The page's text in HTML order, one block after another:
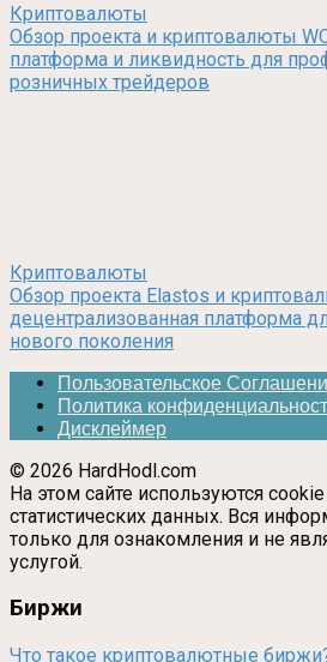
Криптовалюты
Обзор проекта и криптовалюты
платформа и ликвидность для
розничных трейдеров
Криптовалюты
Обзор проекта Elastos и
децентрализованная платформа
нового поколения
Пользовательское
Политика
Дисклеймер
© 2026 HardHodl.com
На этом сайте используются
статистических данных. Вся
только для ознакомления и не
услугой.
Биржи
Что такое криптовалютные